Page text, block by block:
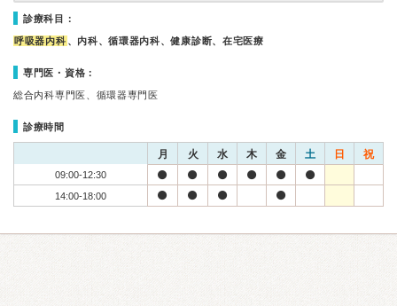
診療科目：
呼吸器内科 、内科、循環器内科、健康診断、在宅医療
専門医・資格：
総合内科専門医、循環器専門医
診療時間
月 火 水 木 金 土 日 祝
09:00-12:30
14:00-18:00